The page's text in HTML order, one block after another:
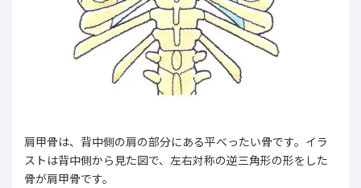
肩甲骨は、背中側の肩の部分にある平べったい骨です。イラ
ストは背中側から見た図で、左右対称の逆三角形の形をした
骨が肩甲骨です。